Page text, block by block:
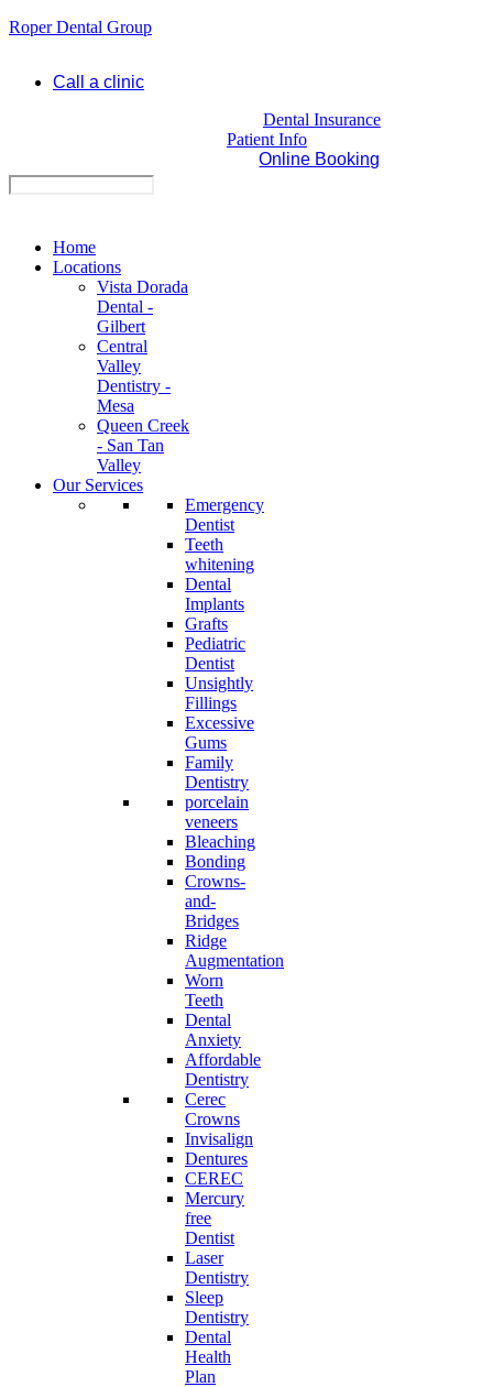
Roper Dental Group
Call a clinic
Dental Insurance
Patient Info
Online Booking
Home
Locations
Vista Dorada
Dental -
Gilbert
Central
Valley
Dentistry -
Mesa
Queen Creek
- San Tan
Valley
Our Services
Emergency
Dentist
Teeth
whitening
Dental
Implants
Grafts
Pediatric
Dentist
Unsightly
Fillings
Excessive
Gums
Family
Dentistry
porcelain
veneers
Bleaching
Bonding
Crowns-
and-
Bridges
Ridge
Augmentation
Worn
Teeth
Dental
Anxiety
Affordable
Dentistry
Cerec
Crowns
Invisalign
Dentures
CEREC
Mercury
free
Dentist
Laser
Dentistry
Sleep
Dentistry
Dental
Health
Plan